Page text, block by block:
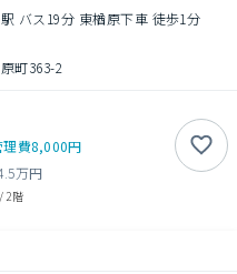
バス19分 東楢原下車 徒歩1分
町363-2
理費8,000円
万円
2階